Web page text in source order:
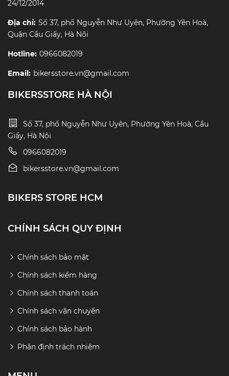
24/12/2014
Địa chỉ: Số 37, phố Nguyễn Như Uyên, Phường Yên Hoà,
Quận Cầu Giấy, Hà Nội
Hotline: 0966082019
Email: bikersstore.vn@gmail.com
BIKERSSTORE HÀ NỘI
Số 37, phố Nguyễn Như Uyên, Phường Yên Hoà, Cầu
Giấy, Hà Nội
0966082019
bikersstore.vn@gmail.com
BIKERS STORE HCM
CHÍNH SÁCH QUY ĐỊNH
Chính sách bảo mật
Chính sách kiểm hàng
Chính sách thanh toán
Chính sách vận chuyển
Chính sách bảo hành
Phân định trách nhiệm